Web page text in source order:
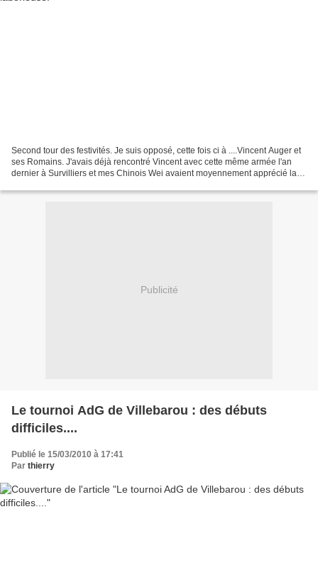
Second tour des festivités. Je suis opposé, cette fois ci à ....Vincent Auger et
ses Romains. J'avais déjà rencontré Vincent avec cette même armée l'an
dernier à Survilliers et mes Chinois Wei avaient moyennement apprécié la
Publicité
Le tournoi AdG de Villebarou : des débuts
difficiles....
Publié le 15/03/2010 à 17:41
Par thierry